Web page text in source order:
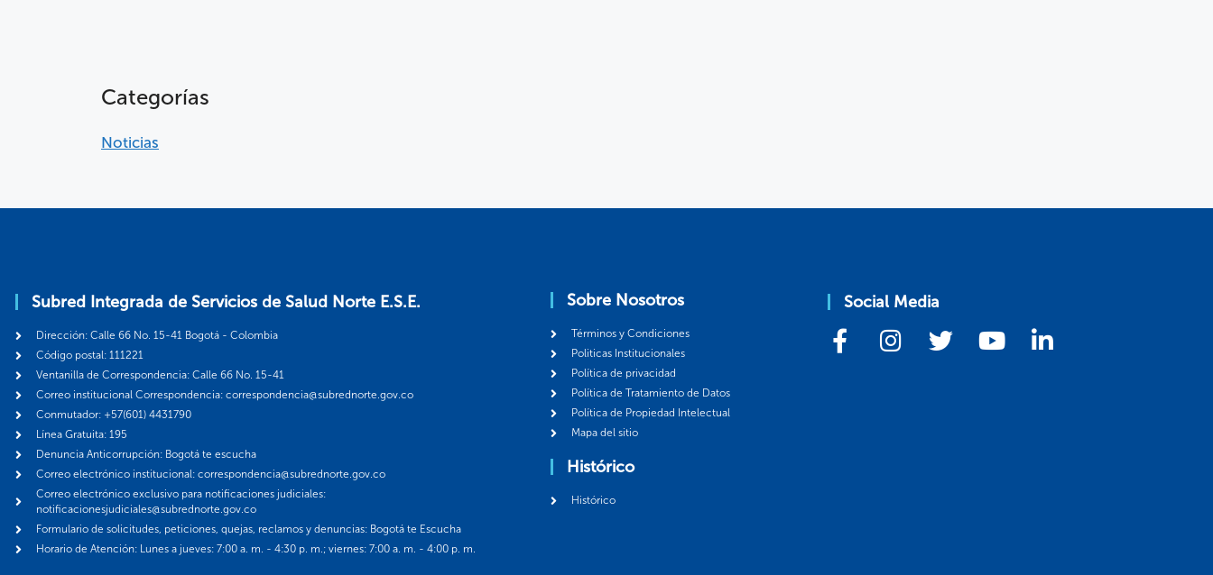
Categorías
Noticias
Subred Integrada de Servicios de Salud Norte E.S.E.
Dirección: Calle 66 No. 15-41 Bogotá - Colombia
Código postal: 111221
Ventanilla de Correspondencia: Calle 66 No. 15-41
Correo institucional Correspondencia: correspondencia@subrednorte.gov.co
Conmutador: +57(601) 4431790
Línea Gratuita: 195
Denuncia Anticorrupción: Bogotá te escucha
Correo electrónico institucional: correspondencia@subrednorte.gov.co
Correo electrónico exclusivo para notificaciones judiciales:
notificacionesjudiciales@subrednorte.gov.co
Formulario de solicitudes, peticiones, quejas, reclamos y denuncias: Bogotá te Escucha
Horario de Atención: Lunes a jueves: 7:00 a. m. - 4:30 p. m.; viernes: 7:00 a. m. - 4:00 p. m.
Sobre Nosotros
Términos y Condiciones
Politicas Institucionales
Política de privacidad
Política de Tratamiento de Datos
Política de Propiedad Intelectual
Mapa del sitio
Histórico
Histórico
Social Media